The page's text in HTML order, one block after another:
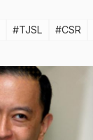
#TJSL #CSR